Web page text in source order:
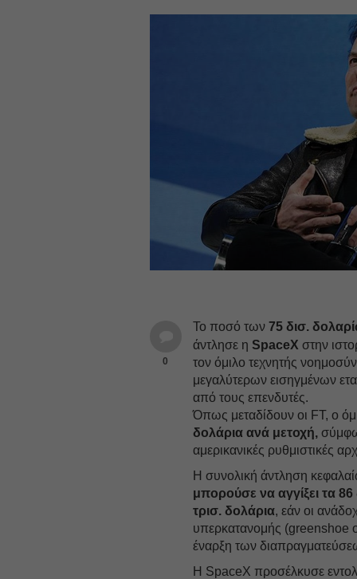
0
Το ποσό των 75 δισ.
άντλησε η SpaceX στην
τον όμιλο τεχνητής
μεγαλύτερων εισηγμένων
από τους επενδυτές.
Όπως μεταδίδουν οι FT, ο
δολάρια ανά μετοχή,
αμερικανικές ρυθμιστικές
Η συνολική άντληση
μπορούσε να αγγίξει τα 86
τρισ. δολάρια, εάν οι
υπερκατανομής (greenshoe
έναρξη των
Η SpaceX προσέλκυσε